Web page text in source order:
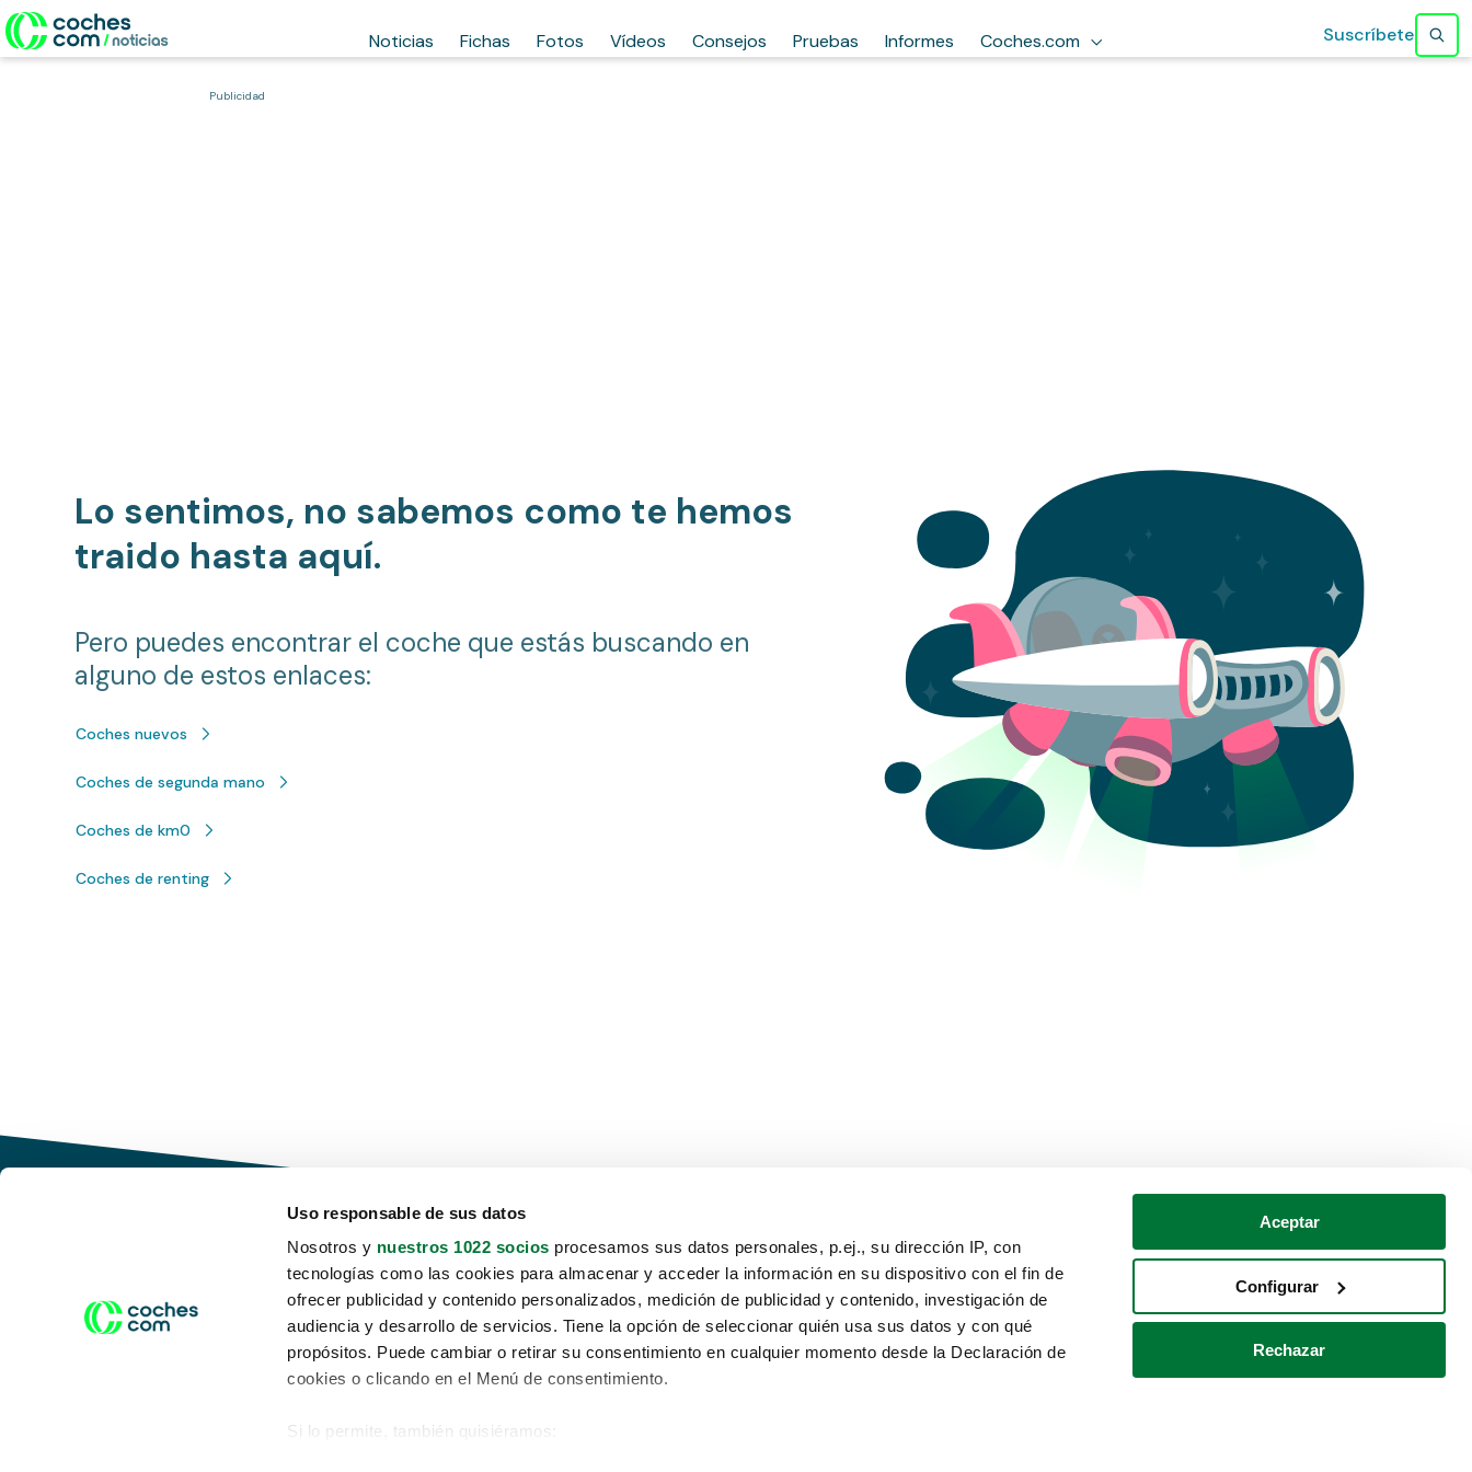
Uso responsable de sus datos
Nosotros y nuestros 1022 socios procesamos sus datos personales, p.ej., su dirección IP, con
tecnologías como las cookies para almacenar y acceder la información en su dispositivo con el fin de
ofrecer publicidad y contenido personalizados, medición de publicidad y contenido, investigación de
audiencia y desarrollo de servicios. Tiene la opción de seleccionar quién usa sus datos y con qué
propósitos. Puede cambiar o retirar su consentimiento en cualquier momento desde la Declaración de
cookies o clicando en el Menú de consentimiento.
Si lo permite, también quisiéramos:
Aceptar
Configurar
Rechazar
Noticias Fichas Fotos Vídeos Consejos Pruebas Informes Coches.com Suscríbete
Publicidad
Lo sentimos, no sabemos como te hemos
traido hasta aquí.
Pero puedes encontrar el coche que estás buscando en
alguno de estos enlaces:
Coches nuevos
Coches de segunda mano
Coches de km0
Coches de renting
Conduce tu futuro,
desata tu movilidad